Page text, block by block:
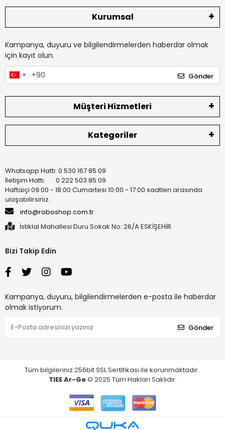
Kurumsal
Kampanya, duyuru ve bilgilendirmelerden haberdar olmak
için kayıt olun.
Gönder
Müşteri Hizmetleri
Kategoriler
Whatsapp Hattı: 0 530 167 85 09
İletişim Hattı: 0 222 503 85 09
Haftaiçi 09:00 - 18:00 Cumartesi 10:00 - 17:00 saatleri arasında
ulaşabilirsiniz.
info@roboshop.com.tr
İstiklal Mahallesi Duru Sokak No: 26/A ESKİŞEHİR
Bizi Takip Edin
Kampanya, duyuru, bilgilendirmelerden e-posta ile haberdar
olmak istiyorum.
Gönder
Tüm bilgileriniz 256bit SSL Sertifikası ile korunmaktadır.
TIEE Ar-Ge© 2025 Tüm Hakları Saklıdır.